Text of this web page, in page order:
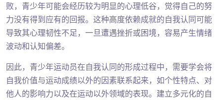
败，青少年可能会经历较为明显的心理低谷，觉得自己的努
力没有得到应有的回报。这种高度依赖成就的自我认同可能
导致其心理韧性不足，一旦遭遇挫折或困境，容易产生情绪
波动和认知偏差。
因此，青少年运动员在自我认同的形成过程中，需要学会将
自我价值与运动成绩以外的因素联系起来，如个性特点、对
他人的影响力以及在运动以外领域的表现。建立多元化的自